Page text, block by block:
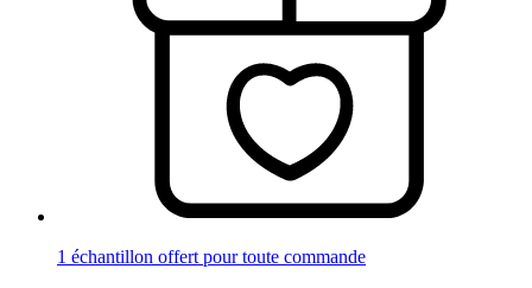
1 échantillon offert pour toute commande